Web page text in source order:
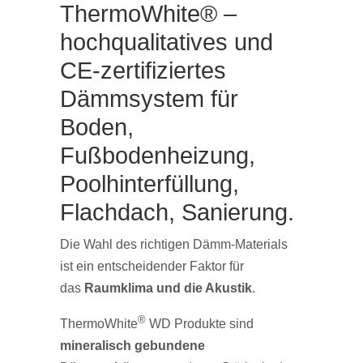
ThermoWhite® –
hochqualitatives und
CE-zertifiziertes
Dämmsystem für
Boden,
Fußbodenheizung,
Poolhinterfüllung,
Flachdach, Sanierung.
Die Wahl des richtigen Dämm-Materials
ist ein entscheidender Faktor für
das Raumklima und die Akustik.
ThermoWhite® WD Produkte sind
mineralisch gebundene